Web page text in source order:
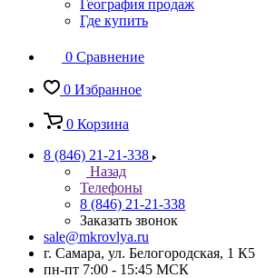
География продаж
Где купить
0 Сравнение
0 Избранное
0 Корзина
8 (846) 21-21-338
Назад
Телефоны
8 (846) 21-21-338
Заказать звонок
sale@mkrovlya.ru
г. Самара, ул. Белогородская, 1 К5
пн-пт 7:00 - 15:45 МСК